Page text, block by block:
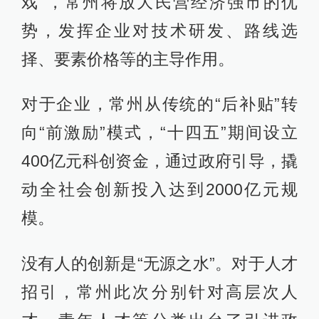
势，发挥企业对技术研发、路线选
择、要素价格等的主导作用。
对于企业，常州从传统的“后补贴”转
向“前激励”模式，“十四五”期间设立
400亿元科创资金，通过政府引导，撬
动全社会创新投入达到2000亿元规
模。
没有人的创新是“无源之水”。对于人才
招引，常州此次分别针对高层次人